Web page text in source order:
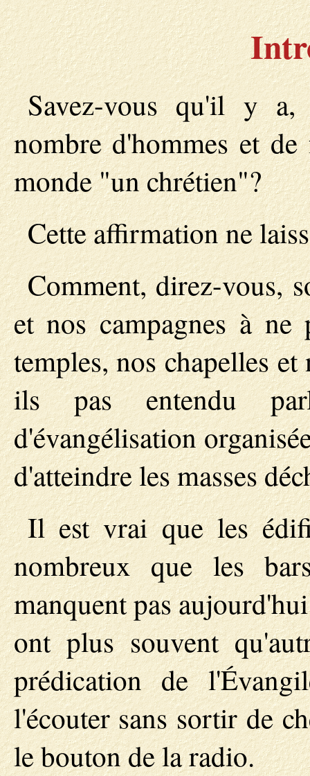
Savez-vous qu'il y
nombre d'hommes et
monde "un chrétien"?
Cette affirmation ne
Comment, direz-vous,
et nos campagnes à ne
temples, nos chapelles
ils pas entendu
d'évangélisation
d'atteindre les masses
Il est vrai que les
nombreux que les
manquent pas
ont plus souvent
prédication de
l'écouter sans sortir de
le bouton de la radio.